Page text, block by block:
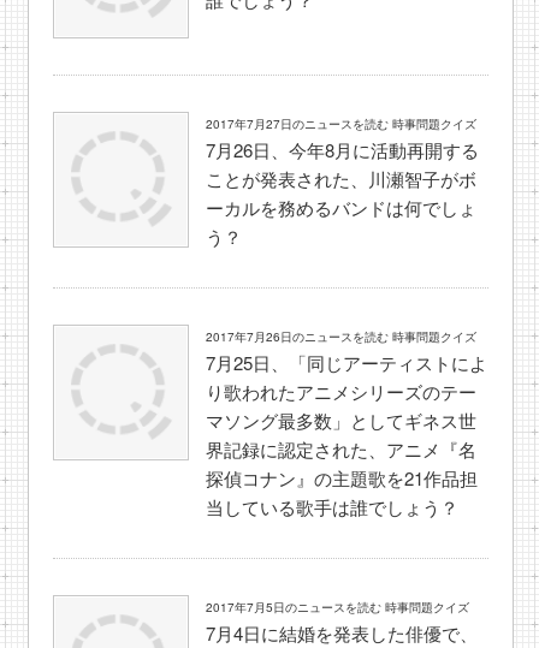
2017年7月27日のニュースを読む 時事問題クイズ
7月26日、今年8月に活動再開する
ことが発表された、川瀬智子がボ
ーカルを務めるバンドは何でしょ
う？
2017年7月26日のニュースを読む 時事問題クイズ
7月25日、「同じアーティストによ
り歌われたアニメシリーズのテー
マソング最多数」としてギネス世
界記録に認定された、アニメ『名
探偵コナン』の主題歌を21作品担
当している歌手は誰でしょう？
2017年7月5日のニュースを読む 時事問題クイズ
7月4日に結婚を発表した俳優で、